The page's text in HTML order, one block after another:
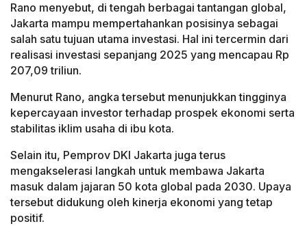
Rano menyebut, di tengah berbagai tantangan global,
Jakarta mampu mempertahankan posisinya sebagai
salah satu tujuan utama investasi. Hal ini tercermin dari
realisasi investasi sepanjang 2025 yang mencapau Rp
207,09 triliun.
Menurut Rano, angka tersebut menunjukkan tingginya
kepercayaan investor terhadap prospek ekonomi serta
stabilitas iklim usaha di ibu kota.
Selain itu, Pemprov DKI Jakarta juga terus
mengakselerasi langkah untuk membawa Jakarta
masuk dalam jajaran 50 kota global pada 2030. Upaya
tersebut didukung oleh kinerja ekonomi yang tetap
positif.